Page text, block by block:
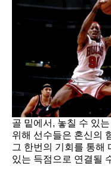
골 밑에서, 놓칠 수 있
위해 선수들은 혼신의
그 한번의 기회를 통해
있는 득점으로 연결될